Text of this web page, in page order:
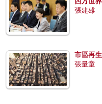
張建雄
市區再
張量童